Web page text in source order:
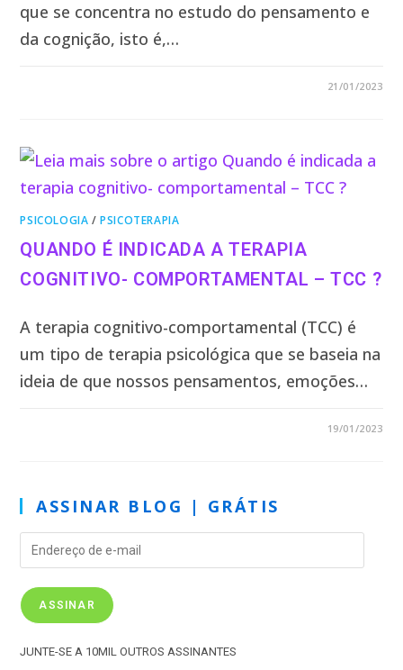
que se concentra no estudo do pensamento e
da cognição, isto é,…
21/01/2023
PSICOLOGIA /PSICOTERAPIA
QUANDO É INDICADA A TERAPIA
COGNITIVO- COMPORTAMENTAL – TCC ?
A terapia cognitivo-comportamental (TCC) é
um tipo de terapia psicológica que se baseia na
ideia de que nossos pensamentos, emoções…
19/01/2023
ASSINAR BLOG | GRÁTIS
ASSINAR
JUNTE-SE A 10MIL OUTROS ASSINANTES